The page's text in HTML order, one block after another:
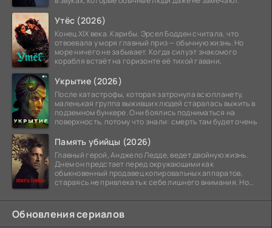
Утёс (2026)
Конец XIX века. Карибы. Эрсел Бодден считала, что
отвоевала у моря главный приз — обычную жизнь. Но
море ничего не забывает. Когда силуэт знакомого
корабля встаёт на горизонте её тихой гавани,
Укрытие (2026)
После катастрофы, которая затронула всю планету,
маленькая группа выживших людей старалась выжить в
подземном бункере. Они боялись подниматься на
поверхность, потому что знали: смерть там будет очень
Память убийцы (2026)
Главный герой, Анджело Ледде, ведет двойную жизнь.
Днем он предстает перед окружающими как
обыкновенный продавец копировальных аппаратов,
стараясь не привлекать к себе лишнего внимания. Но
Обновления сериалов